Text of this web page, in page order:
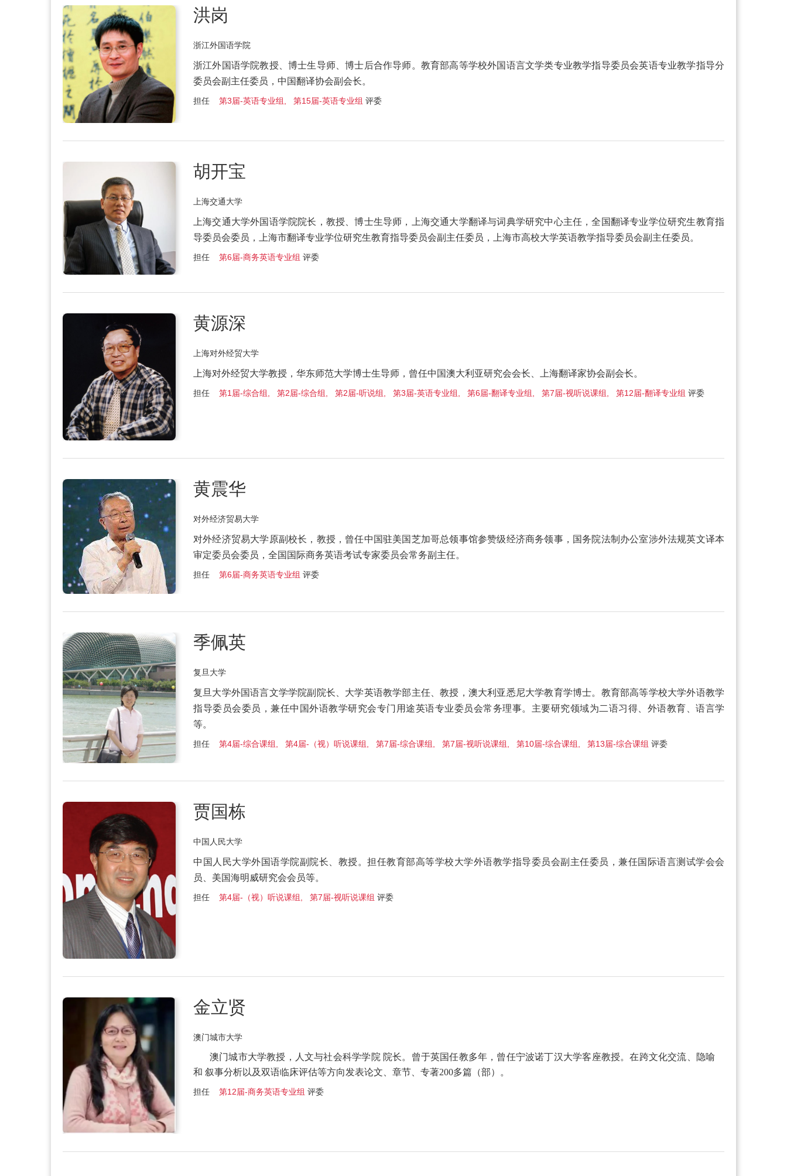
洪岗
浙江外国语学院
浙江外国语学院教授、博士生导师、博士后合作导师。教育部高等学校外国语言文学类专业教学指导委员会英语专业教学指导分
委员会副主任委员，中国翻译协会副会长。
担任 第3届-英语专业组, 第15届-英语专业组 评委
胡开宝
上海交通大学
上海交通大学外国语学院院长，教授、博士生导师，上海交通大学翻译与词典学研究中心主任，全国翻译专业学位研究生教育指
导委员会委员，上海市翻译专业学位研究生教育指导委员会副主任委员，上海市高校大学英语教学指导委员会副主任委员。
担任 第6届-商务英语专业组 评委
黄源深
上海对外经贸大学
上海对外经贸大学教授，华东师范大学博士生导师，曾任中国澳大利亚研究会会长、上海翻译家协会副会长。
担任 第1届-综合组, 第2届-综合组, 第2届-听说组, 第3届-英语专业组, 第6届-翻译专业组, 第7届-视听说课组, 第12届-翻译专业组 评委
黄震华
对外经济贸易大学
对外经济贸易大学原副校长，教授，曾任中国驻美国芝加哥总领事馆参赞级经济商务领事，国务院法制办公室涉外法规英文译本
审定委员会委员，全国国际商务英语考试专家委员会常务副主任。
担任 第6届-商务英语专业组 评委
季佩英
复旦大学
复旦大学外国语言文学学院副院长、大学英语教学部主任、教授，澳大利亚悉尼大学教育学博士。教育部高等学校大学外语教学
指导委员会委员，兼任中国外语教学研究会专门用途英语专业委员会常务理事。主要研究领域为二语习得、外语教育、语言学
等。
担任 第4届-综合课组, 第4届-（视）听说课组, 第7届-综合课组, 第7届-视听说课组, 第10届-综合课组, 第13届-综合课组 评委
贾国栋
中国人民大学
中国人民大学外国语学院副院长、教授。担任教育部高等学校大学外语教学指导委员会副主任委员，兼任国际语言测试学会会
员、美国海明威研究会会员等。
担任 第4届-（视）听说课组, 第7届-视听说课组 评委
金立贤
澳门城市大学
澳门城市大学教授，人文与社会科学学院 院长。曾于英国任教多年，曾任宁波诺丁汉大学客座教授。在跨文化交流、隐喻
和 叙事分析以及双语临床评估等方向发表论文、章节、专著200多篇（部）。
担任 第12届-商务英语专业组 评委